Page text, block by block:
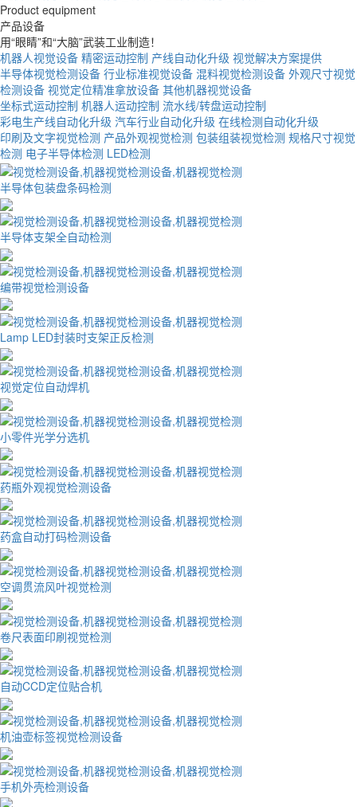
Product equipment
产品设备
用“眼睛”和“大脑”武装工业制造！
机器人视觉设备 精密运动控制 产线自动化升级 视觉解决方案提供
半导体视觉检测设备 行业标准视觉设备 混料视觉检测设备 外观尺寸视觉
检测设备 视觉定位精准拿放设备 其他机器视觉设备
坐标式运动控制 机器人运动控制 流水线/转盘运动控制
彩电生产线自动化升级 汽车行业自动化升级 在线检测自动化升级
印刷及文字视觉检测 产品外观视觉检测 包装组装视觉检测 规格尺寸视觉
检测 电子半导体检测 LED检测
半导体包装盘条码检测
半导体支架全自动检测
编带视觉检测设备
Lamp LED封装时支架正反检测
视觉定位自动焊机
小零件光学分选机
药瓶外观视觉检测设备
药盒自动打码检测设备
空调贯流风叶视觉检测
卷尺表面印刷视觉检测
自动CCD定位贴合机
机油壶标签视觉检测设备
手机外壳检测设备